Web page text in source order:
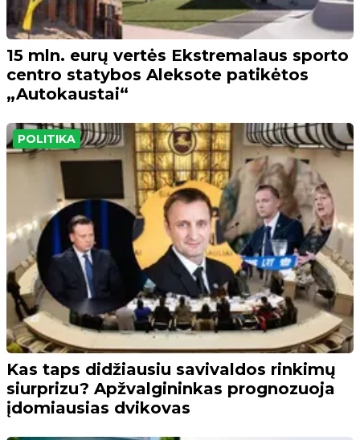
15 mln. eurų vertės Ekstremalaus sporto
centro statybos Aleksote patikėtos
„Autokaustai“
POLITIKA
Kas taps didžiausiu savivaldos rinkimų
siurprizu? Apžvalgininkas prognozuoja
įdomiausias dvikovas